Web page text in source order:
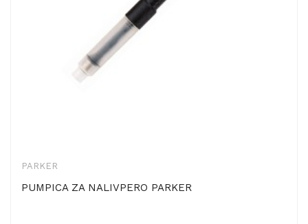
PARKER
PUMPICA ZA NALIVPERO PARKER